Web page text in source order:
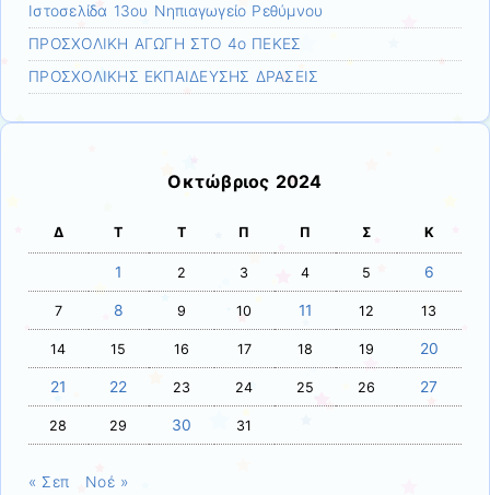
Ιστοσελίδα 13ου Νηπιαγωγείο Ρεθύμνου
ΠΡΟΣΧΟΛΙΚΗ ΑΓΩΓΗ ΣΤΟ 4ο ΠΕΚΕΣ
ΠΡΟΣΧΟΛΙΚΗΣ ΕΚΠΑΙΔΕΥΣΗΣ ΔΡΑΣΕΙΣ
Οκτώβριος 2024
Δ Τ Τ Π Π Σ Κ
1 2 3 4 5 6
7 8 9 10 11 12 13
14 15 16 17 18 19 20
21 22 23 24 25 26 27
28 29 30 31
« Σεπ Νοέ »